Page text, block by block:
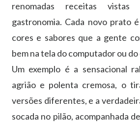
renomadas receitas
gastronomia. Cada novo prato
cores e sabores que a gente
bem na tela do computador ou do
Um exemplo é a sensacional
agrião e polenta cremosa, o
versões diferentes, e a
socada no pilão, acompanhada